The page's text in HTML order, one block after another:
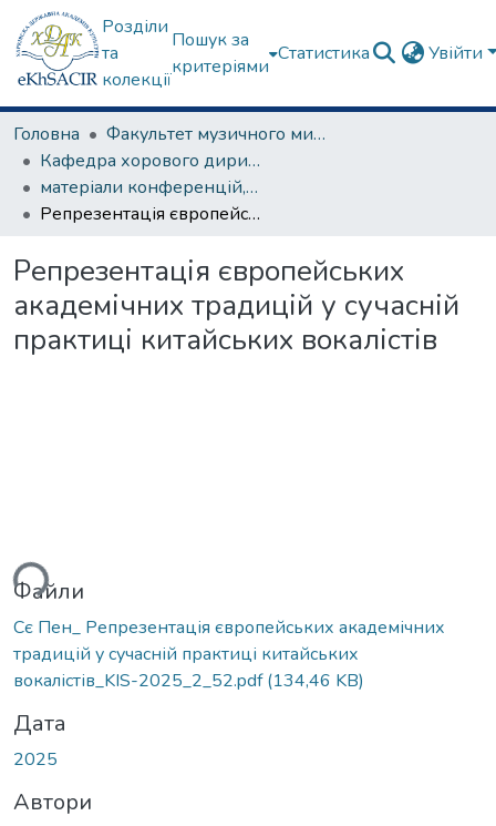
Розділи
та
колекції
Пошук за
критеріями
Статистика Увійти
Головна
Факультет музичного мистецтва
Кафедра хорового диригування та академічного співу
матеріали конференцій, семінарів, круглих столів та ін.
Репрезентація європейських академічних традицій у сучасній практиці китайських вокалістів
Репрезентація європейських
академічних традицій у сучасній
практиці китайських вокалістів
Файли
Сє Пен_ Репрезентація європейських академічних
традицій у сучасній практиці китайських
вокалістів_KIS-2025_2_52.pdf(134,46 KB)
Дата
2025
Автори